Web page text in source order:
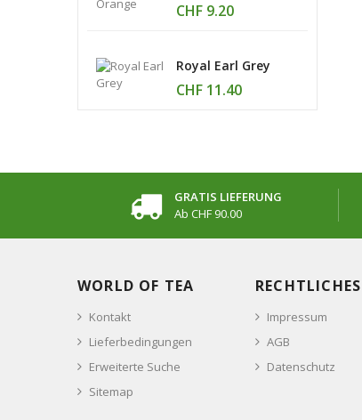
CHF 9.20
Royal Earl Grey
CHF 11.40
GRATIS LIEFERUNG
Ab CHF 90.00
WORLD OF TEA
Kontakt
Lieferbedingungen
Erweiterte Suche
Sitemap
RECHTLICHES
Impressum
AGB
Datenschutz